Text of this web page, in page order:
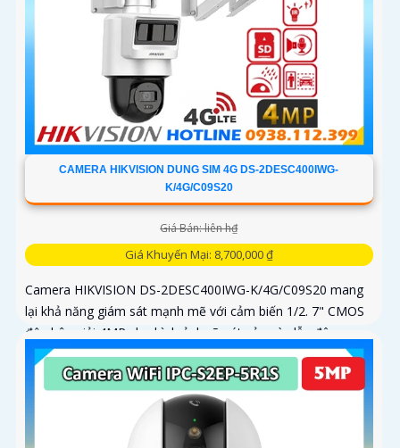
CAMERA HIKVISION DUNG SIM 4G DS-2DESC400IWG-
K/4G/C09S20
Giá Bán: liên h₫
Giá Khuyến Mại: 8,700,000 ₫
Camera HIKVISION DS-2DESC400IWG-K/4G/C09S20 mang
lại khả năng giám sát mạnh mẽ với cảm biến 1/2. 7" CMOS
độ phân giải 4MP cho hình ảnh rõ nét cả ngày lẫn đêm